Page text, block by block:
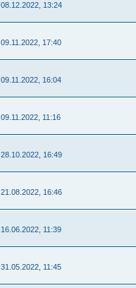
08.12.2022, 13:24
09.11.2022, 17:40
09.11.2022, 16:04
09.11.2022, 11:16
28.10.2022, 16:49
21.08.2022, 16:46
16.06.2022, 11:39
31.05.2022, 11:45